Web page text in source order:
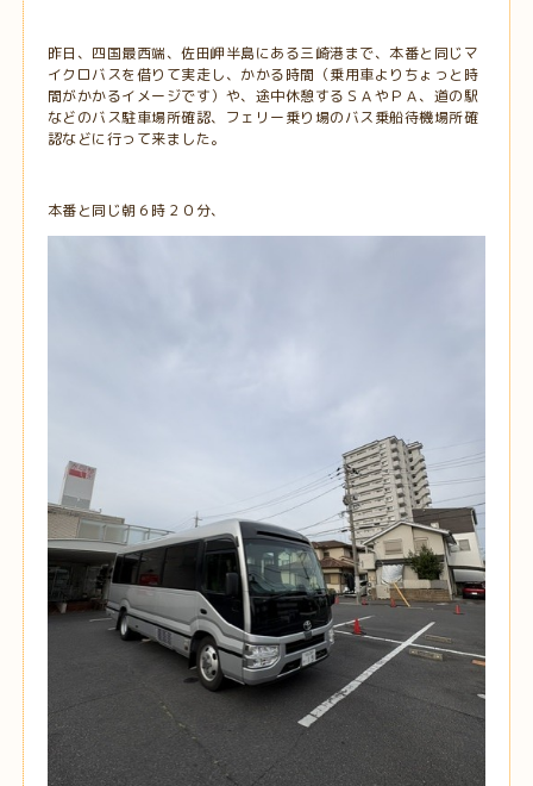
昨日、四国最西端、佐田岬半島にある三崎港まで、本番と同じマ
イクロバスを借りて実走し、かかる時間（乗用車よりちょっと時
間がかかるイメージです）や、途中休憩するＳＡやＰＡ、道の駅
などのバス駐車場所確認、フェリー乗り場のバス乗船待機場所確
認などに行って来ました。
本番と同じ朝６時２０分、